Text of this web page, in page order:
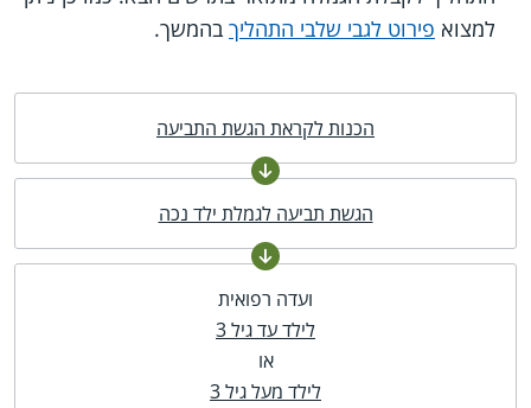
למצוא פירוט לגבי שלבי התהליך בהמשך.
הכנות לקראת הגשת התביעה
הגשת תביעה לגמלת ילד נכה
ועדה רפואית
לילד עד גיל 3
או
לילד מעל גיל 3